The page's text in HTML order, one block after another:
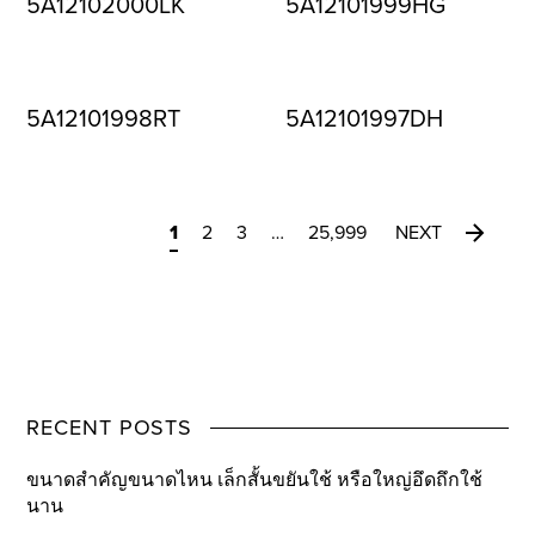
5A12102000LK 5A12101999HG
5A12101998RT 5A12101997DH
1 2 3 … 25,999 NEXT
RECENT POSTS
ขนาดสำคัญขนาดไหน เล็กสั้นขยันใช้ หรือใหญ่อึดถึกใช้
นาน